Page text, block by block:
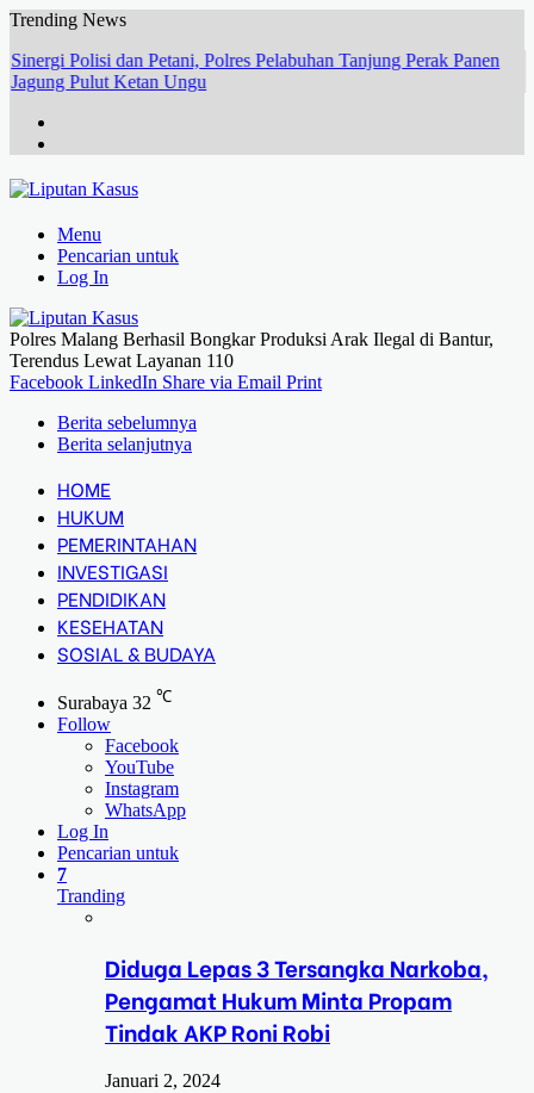
Trending News
Sinergi Polisi dan Petani, Polres Pelabuhan Tanjung Perak Panen
Jagung Pulut Ketan Ungu
Menu
Pencarian untuk
Log In
Polres Malang Berhasil Bongkar Produksi Arak Ilegal di Bantur,
Terendus Lewat Layanan 110
Facebook LinkedIn Share via Email Print
Berita sebelumnya
Berita selanjutnya
HOME
HUKUM
PEMERINTAHAN
INVESTIGASI
PENDIDIKAN
KESEHATAN
SOSIAL & BUDAYA
Surabaya 32 ℃
Follow
Facebook
YouTube
Instagram
WhatsApp
Log In
Pencarian untuk
7
Tranding
Diduga Lepas 3 Tersangka Narkoba,
Pengamat Hukum Minta Propam
Tindak AKP Roni Robi
Januari 2, 2024